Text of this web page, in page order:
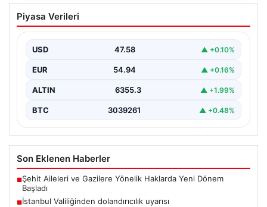
İstanbul Valiliğinden dolandırıcılık
uyarısı
Piyasa Verileri
USD 47.58 ▲ +0.10%
EUR 54.94 ▲ +0.16%
ALTIN 6355.3 ▲ +1.99%
BTC 3039261 ▲ +0.48%
Son Eklenen Haberler
■Şehit Aileleri ve Gazilere Yönelik Haklarda Yeni Dönem
Başladı
■İstanbul Valiliğinden dolandırıcılık uyarısı